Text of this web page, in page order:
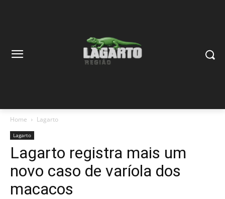
Home Lagarto
Lagarto
Lagarto registra mais um
novo caso de varíola dos
macacos